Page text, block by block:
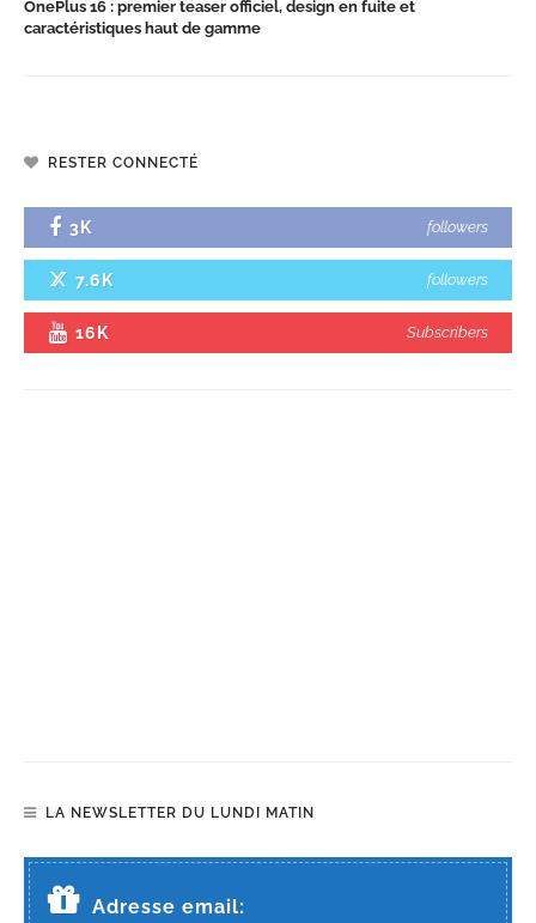
OnePlus 16 : premier teaser officiel, design en fuite et
caractéristiques haut de gamme
RESTER CONNECTÉ
3K followers
7.6K followers
16K Subscribers
LA NEWSLETTER DU LUNDI MATIN
Adresse email: